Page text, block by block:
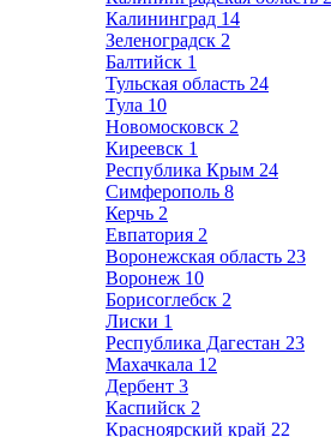
Калининград 14
Зеленоградск 2
Балтийск 1
Тульская область 24
Тула 10
Новомосковск 2
Киреевск 1
Республика Крым 24
Симферополь 8
Керчь 2
Евпатория 2
Воронежская область 23
Воронеж 10
Борисоглебск 2
Лиски 1
Республика Дагестан 23
Махачкала 12
Дербент 3
Каспийск 2
Красноярский край 22